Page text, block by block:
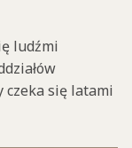
ludźmi
czeka się latami